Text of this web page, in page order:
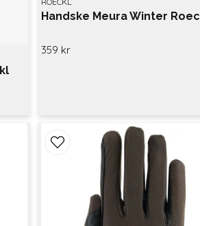
Handske Meura Winter
359 kr